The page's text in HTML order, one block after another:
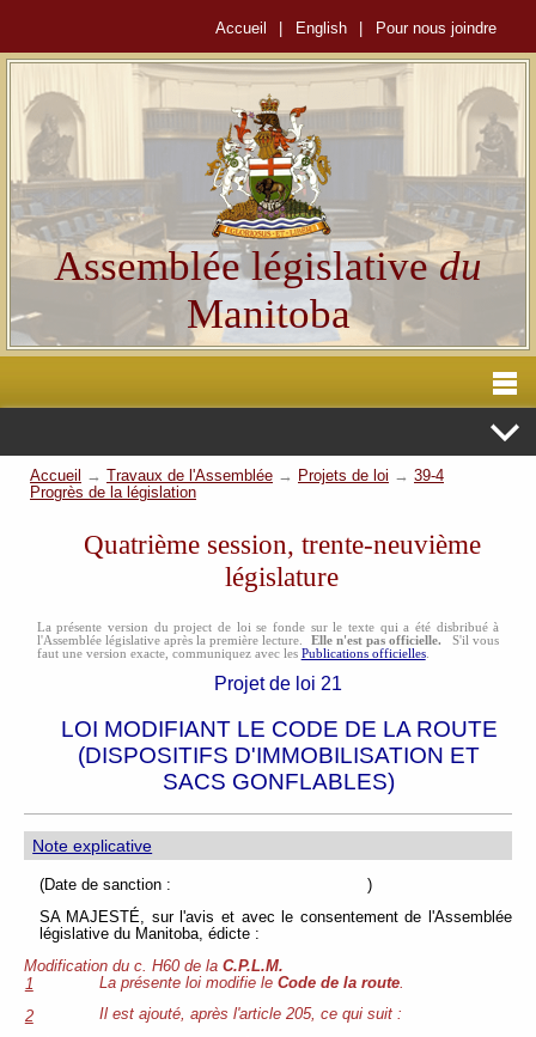
Accueil English Pour nous joindre
Assemblée législativedu
Manitoba
Accueil → Travaux de l'Assemblée → Projets de loi → 39-4
Progrès de la législation
Quatrième session, trente-neuvième
législature
La présente version du project de loi se fonde sur le texte qui a été disbribué à
l'Assemblée législative après la première lecture. Elle n'est pas officielle. S'il vous
faut une version exacte, communiquez avec les Publications officielles.
Projet de loi 21
LOI MODIFIANT LE CODE DE LA ROUTE
(DISPOSITIFS D'IMMOBILISATION ET
SACS GONFLABLES)
Note explicative
(Date de sanction : )
SA MAJESTÉ, sur l'avis et avec le consentement de l'Assemblée
législative du Manitoba, édicte :
Modification du c. H60 de la C.P.L.M.
1
La présente loi modifie leCode de la route
2
Il est ajouté, après l'article 205, ce qui suit :